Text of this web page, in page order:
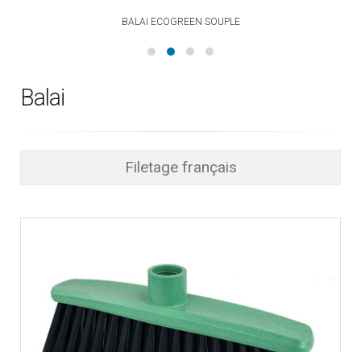
BALAI ECOGREEN SOUPLE
Balai
Filetage français